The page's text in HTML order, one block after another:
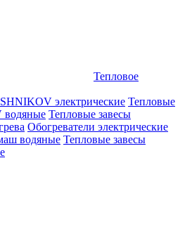
Тепловое
электрические Тепловые
водяные Тепловые завесы
Обогреватели электрические
водяные Тепловые завесы